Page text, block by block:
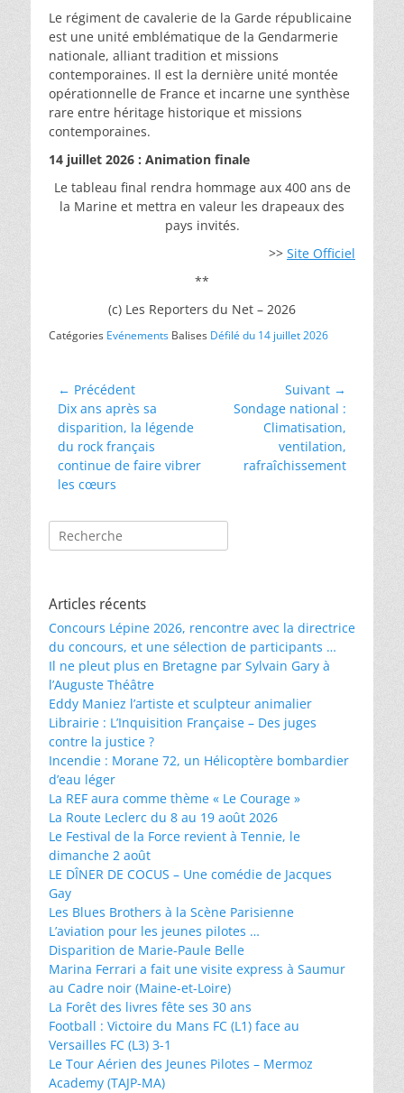
Le régiment de cavalerie de la Garde républicaine
est une unité emblématique de la Gendarmerie
nationale, alliant tradition et missions
contemporaines. Il est la dernière unité montée
opérationnelle de France et incarne une synthèse
rare entre héritage historique et missions
contemporaines.
14 juillet 2026 : Animation finale
Le tableau final rendra hommage aux 400 ans de
la Marine et mettra en valeur les drapeaux des
pays invités.
>> Site Officiel
**
(c) Les Reporters du Net – 2026
Catégories Evénements Balises Défilé du 14 juillet 2026
Navigation
de
l’article
← Précédent
Article
précédent :
Dix ans après sa
disparition, la légende
du rock français
continue de faire vibrer
les cœurs
Suivant →
ArticleSondage national :
Climatisation,
ventilation,
rafraîchissement
Rechercher :
Articles récents
Concours Lépine 2026, rencontre avec la directrice
du concours, et une sélection de participants …
Il ne pleut plus en Bretagne par Sylvain Gary à
l’Auguste Théâtre
Eddy Maniez l’artiste et sculpteur animalier
Librairie : L’Inquisition Française – Des juges
contre la justice ?
Incendie : Morane 72, un Hélicoptère bombardier
d’eau léger
La REF aura comme thème « Le Courage »
La Route Leclerc du 8 au 19 août 2026
Le Festival de la Force revient à Tennie, le
dimanche 2 août
LE DÎNER DE COCUS – Une comédie de Jacques
Gay
Les Blues Brothers à la Scène Parisienne
L’aviation pour les jeunes pilotes …
Disparition de Marie-Paule Belle
Marina Ferrari a fait une visite express à Saumur
au Cadre noir (Maine-et-Loire)
La Forêt des livres fête ses 30 ans
Football : Victoire du Mans FC (L1) face au
Versailles FC (L3) 3-1
Le Tour Aérien des Jeunes Pilotes – Mermoz
Academy (TAJP-MA)